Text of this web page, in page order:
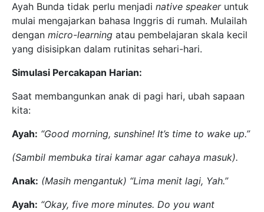
Ayah Bunda tidak perlu menjadi native speakeruntuk
mulai mengajarkan bahasa Inggris di rumah. Mulailah
dengan micro-learning atau pembelajaran skala kecil
yang disisipkan dalam rutinitas sehari-hari.
Simulasi Percakapan Harian:
Saat membangunkan anak di pagi hari, ubah sapaan
kita:
Ayah: “Good morning, sunshine! It’s time to wake up.”
(Sambil membuka tirai kamar agar cahaya masuk).
Anak: (Masih mengantuk) “Lima menit lagi, Yah.”
Ayah: “Okay, five more minutes. Do you want